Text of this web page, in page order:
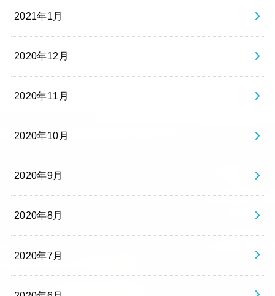
2021年1月
2020年12月
2020年11月
2020年10月
2020年9月
2020年8月
2020年7月